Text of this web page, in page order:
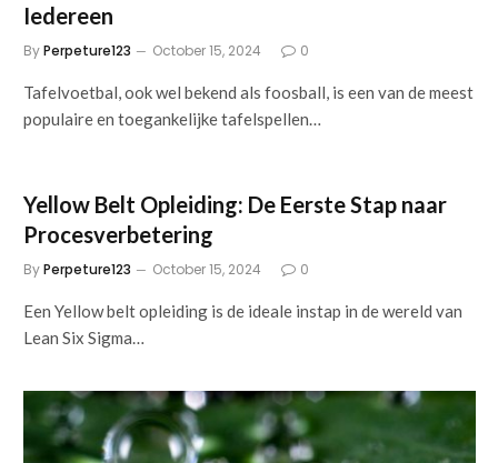
Iedereen
ByPerpeture123 October 15, 2024 0
Tafelvoetbal, ook wel bekend als foosball, is een van de meest
populaire en toegankelijke tafelspellen…
Yellow Belt Opleiding: De Eerste Stap naar
Procesverbetering
ByPerpeture123 October 15, 2024 0
Een Yellow belt opleiding is de ideale instap in de wereld van
Lean Six Sigma…